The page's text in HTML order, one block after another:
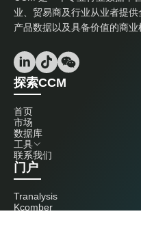
业、贸易商及行业从业者提供
产品数据以及具备价值的商业
探索CCM
首页
市场
数据库
工具
联系我们
门户
Tranalysis
Kcomber